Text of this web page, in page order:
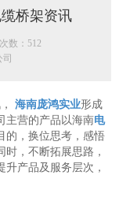
桥架资讯
数：512
海南庞鸿实业形成
主营的产品以海南电
的，换位思考，感悟
，不断拓展思路，
产品及服务层次，